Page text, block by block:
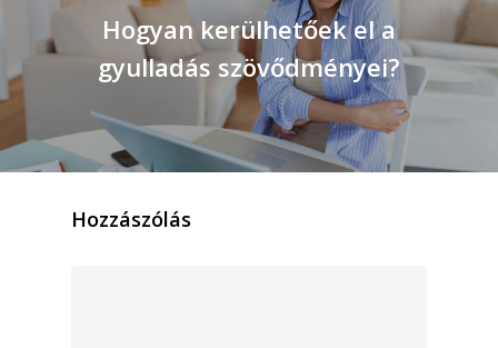
Hogyan kerülhetőek el a
gyulladás szövődményei?
Hozzászólás